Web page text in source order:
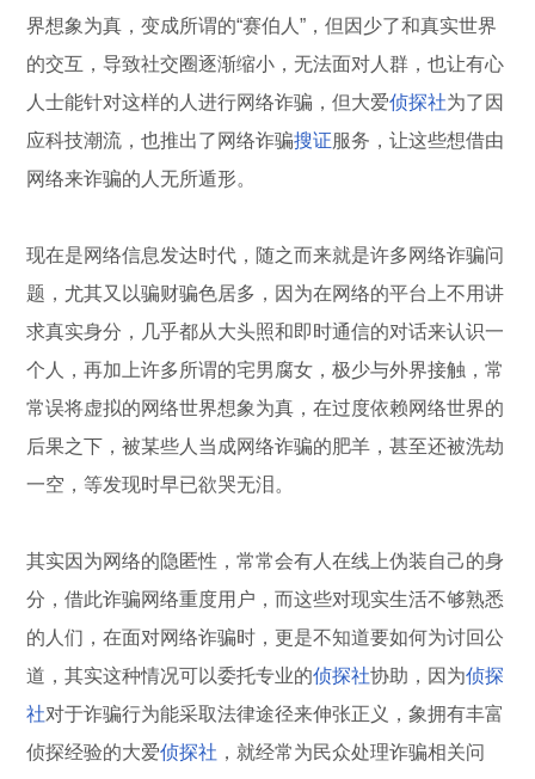
界想象为真，变成所谓的“赛伯人”，但因少了和真实世界
的交互，导致社交圈逐渐缩小，无法面对人群，也让有心
人士能针对这样的人进行网络诈骗，但大爱侦探社为了因
应科技潮流，也推出了网络诈骗搜证服务，让这些想借由
网络来诈骗的人无所遁形。
现在是网络信息发达时代，随之而来就是许多网络诈骗问
题，尤其又以骗财骗色居多，因为在网络的平台上不用讲
求真实身分，几乎都从大头照和即时通信的对话来认识一
个人，再加上许多所谓的宅男腐女，极少与外界接触，常
常误将虚拟的网络世界想象为真，在过度依赖网络世界的
后果之下，被某些人当成网络诈骗的肥羊，甚至还被洗劫
一空，等发现时早已欲哭无泪。
其实因为网络的隐匿性，常常会有人在线上伪装自己的身
分，借此诈骗网络重度用户，而这些对现实生活不够熟悉
的人们，在面对网络诈骗时，更是不知道要如何为讨回公
道，其实这种情况可以委托专业的侦探社协助，因为侦探
社对于诈骗行为能采取法律途径来伸张正义，象拥有丰富
侦探经验的大爱侦探社 ，就经常为民众处理诈骗相关问